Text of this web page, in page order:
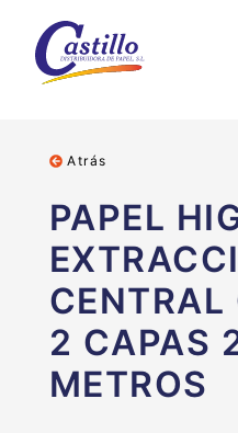
Atrás
PAPEL
CENTRAL
2 CAPAS
METROS